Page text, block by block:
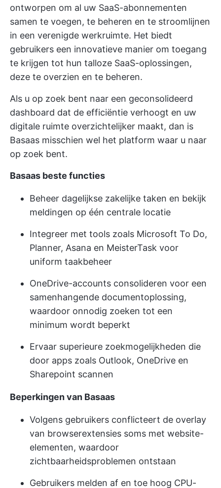
ontworpen om al uw SaaS-abonnementen
samen te voegen, te beheren en te stroomlijnen
in een verenigde werkruimte. Het biedt
gebruikers een innovatieve manier om toegang
te krijgen tot hun talloze SaaS-oplossingen,
deze te overzien en te beheren.
Als u op zoek bent naar een geconsolideerd
dashboard dat de efficiëntie verhoogt en uw
digitale ruimte overzichtelijker maakt, dan is
Basaas misschien wel het platform waar u naar
op zoek bent.
Basaas beste functies
Beheer dagelijkse zakelijke taken en bekijk
meldingen op één centrale locatie
Integreer met tools zoals Microsoft To Do,
Planner, Asana en MeisterTask voor
uniform taakbeheer
OneDrive-accounts consolideren voor een
samenhangende documentoplossing,
waardoor onnodig zoeken tot een
minimum wordt beperkt
Ervaar superieure zoekmogelijkheden die
door apps zoals Outlook, OneDrive en
Sharepoint scannen
Beperkingen van Basaas
Volgens gebruikers conflicteert de overlay
van browserextensies soms met website-
elementen, waardoor
zichtbaarheidsproblemen ontstaan
Gebruikers melden af en toe hoog CPU-